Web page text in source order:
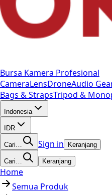
Bursa Kamera Profesional
CameraLensDroneAudio
Bags & StrapsTripod &
Indonesia
IDR
Cari… Sign in Keranjang
Cari… Keranjang
Home
Semua Produk